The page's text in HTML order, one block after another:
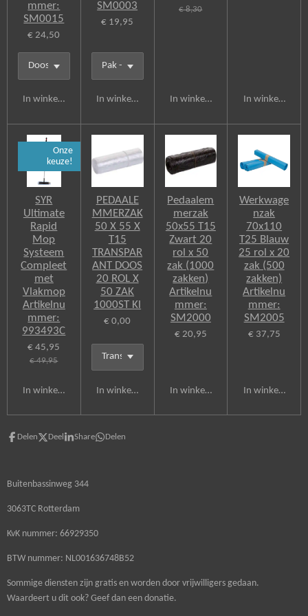
mmer:
SM0015
€ 24,50
In winkelwagen
SM0003
€ 19,95
In winkelwagen
€ 8,30
In winkelwagen In winkelwagen
Onze
keuze!
SYR
Ultimate
Rapid
Mop
Systeem
Compleet
met
Vlakmop
Artikelnu
mmer:
993493C
€ 45,95
€ 49,95
In winkelwagen
PEDAALE
MMERZAK
50 X 55 X
T15
TRANSPAR
ANT DOOS
20 ROL X
50 ZAK
1000ST Kl
€ 0,00
In winkelwagen
Pedaalem
merzak
50x55 T15
Zwart 20
rol x 50
zak (1000
zakken)
Artikelnu
mmer:
SM2000
€ 20,95
In winkelwagen
Werkwage
nzak
70x110
T25 Blauw
25 rol x 20
zak (500
zakken)
Artikelnu
mmer:
SM2005
€ 37,75
In winkelwagen
Delen Deel Share Delen
Buitenbassinweg 344
3063TC Rotterdam
KvK nummer: 66929350
BTW nummer: NL001636748B52
Sommige diensten zijn gratis en worden door vrijwilligers gedaan.
Waardeert u dit ook? Geef dan een donatie.